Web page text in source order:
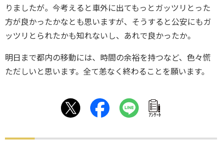
りましたが。今考えると車外に出てもっとガッツリとった
方が良かったかなとも思いますが、そうすると公安にもガ
ッツリとられたかも知れないし、あれで良かったか。
明日まで都内の移動には、時間の余裕を持つなど、色々慌
ただしいと思います。全て恙なく終わることを願います。
ｱﾝｹｰﾄ